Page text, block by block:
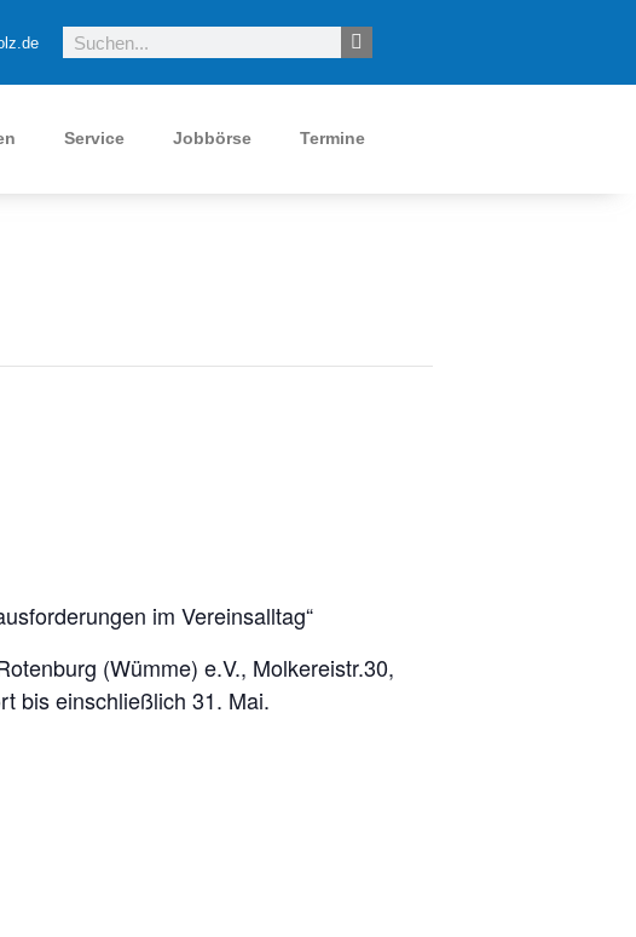
Service Jobbörse Termine
im Vereinsalltag“
(Wümme) e.V., Molkereistr.30,
bis einschließlich 31. Mai.